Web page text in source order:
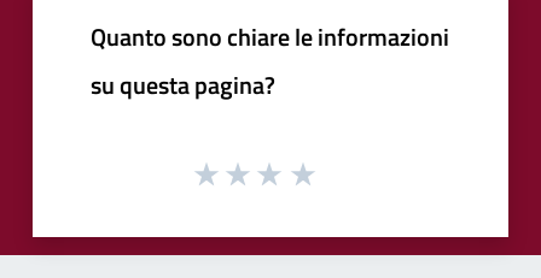
Quanto sono chiare le informazioni
su questa pagina?